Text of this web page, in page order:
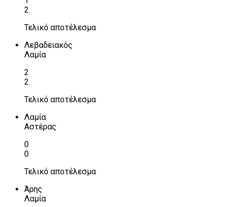
2
Τελικό αποτέλεσμα
Λεβαδειακός
Λαμία
2
2
Τελικό αποτέλεσμα
Λαμία
Αστέρας
0
0
Τελικό αποτέλεσμα
Άρης
Λαμία